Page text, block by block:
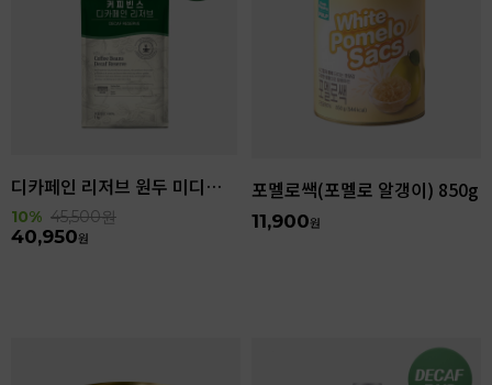
디카페인 리저브 원두 미디엄다크 로스팅 1kg
10% 45,500원
40,950원
포멜로쌕(포멜로 알갱이) 850g
11,900원